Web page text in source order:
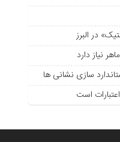
در البرز
نیاز دارد
سازی نشانی ها
است